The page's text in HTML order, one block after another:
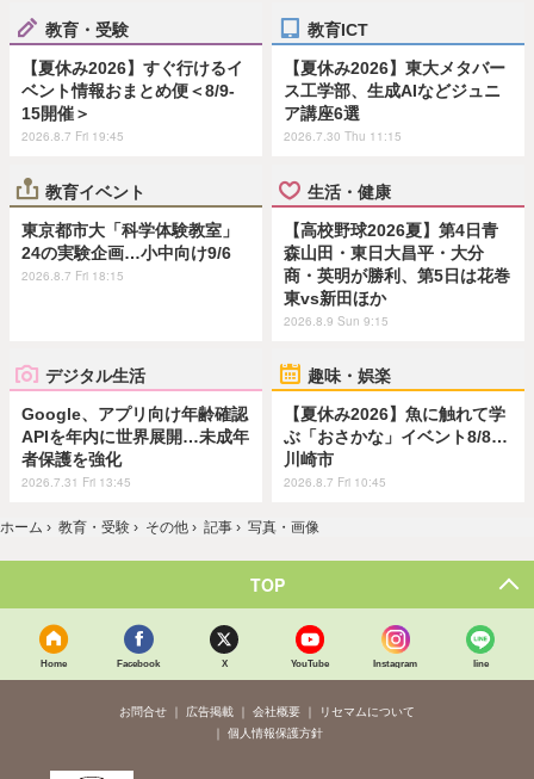
教育・受験
【夏休み2026】すぐ行けるイ
ベント情報おまとめ便＜8/9-
15開催＞
2026.8.7 Fri 19:45
教育ICT
【夏休み2026】東大メタバー
ス工学部、生成AIなどジュニ
ア講座6選
2026.7.30 Thu 11:15
教育イベント
東京都市大「科学体験教室」
24の実験企画…小中向け9/6
2026.8.7 Fri 18:15
生活・健康
【高校野球2026夏】第4日青
森山田・東日大昌平・大分
商・英明が勝利、第5日は花巻
東vs新田ほか
2026.8.9 Sun 9:15
デジタル生活
Google、アプリ向け年齢確認
APIを年内に世界展開…未成年
者保護を強化
2026.7.31 Fri 13:45
趣味・娯楽
【夏休み2026】魚に触れて学
ぶ「おさかな」イベント8/8…
川崎市
2026.8.7 Fri 10:45
ホーム › 教育・受験 › その他 › 記事 › 写真・画像
TOP
Home Facebook X YouTube Instagram line
お問合せ 広告掲載 会社概要
リセマムについて
個人情報保護方針